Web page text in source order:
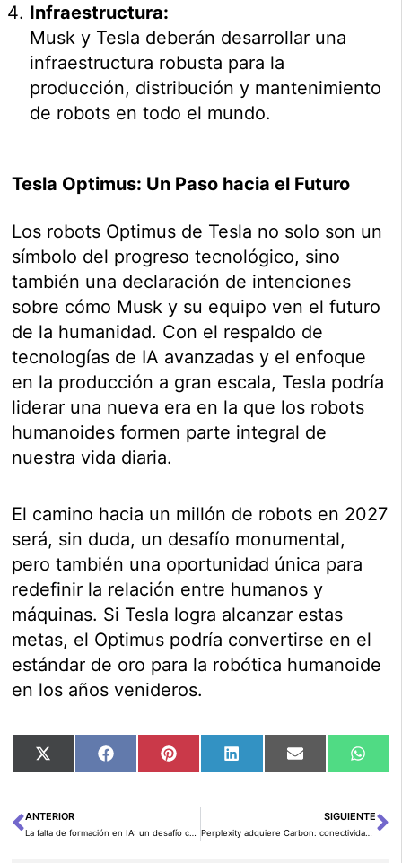
Infraestructura:
Musk y Tesla deberán desarrollar una
infraestructura robusta para la
producción, distribución y mantenimiento
de robots en todo el mundo.
Tesla Optimus: Un Paso hacia el Futuro
Los robots Optimus de Tesla no solo son un
símbolo del progreso tecnológico, sino
también una declaración de intenciones
sobre cómo Musk y su equipo ven el futuro
de la humanidad. Con el respaldo de
tecnologías de IA avanzadas y el enfoque
en la producción a gran escala, Tesla podría
liderar una nueva era en la que los robots
humanoides formen parte integral de
nuestra vida diaria.
El camino hacia un millón de robots en 2027
será, sin duda, un desafío monumental,
pero también una oportunidad única para
redefinir la relación entre humanos y
máquinas. Si Tesla logra alcanzar estas
metas, el Optimus podría convertirse en el
estándar de oro para la robótica humanoide
en los años venideros.
Compartir
en
X
Compartir
en
FacebookCompartir
en
PinterestCompartir
en
LinkedInCompartir
en
Email
en
Ant
ANTERIOR SIGUIENTE